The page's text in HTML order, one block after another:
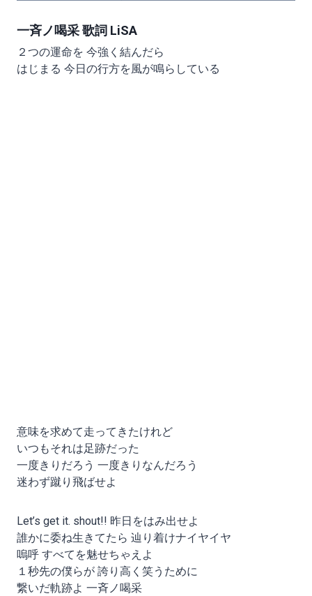
一斉ノ喝采 歌詞 LiSA
２つの運命を 今強く結んだら
はじまる 今日の行方を風が鳴らしている
意味を求めて走ってきたけれど
いつもそれは足跡だった
一度きりだろう 一度きりなんだろう
迷わず蹴り飛ばせよ
Let’s get it. shout!! 昨日をはみ出せよ
誰かに委ね生きてたら 辿り着けナイヤイヤ
嗚呼 すべてを魅せちゃえよ
１秒先の僕らが 誇り高く笑うために
繋いだ軌跡よ 一斉ノ喝采